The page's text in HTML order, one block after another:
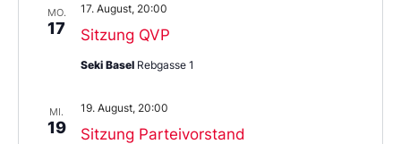
MO.
17 Sitzung QVP
17. August, 20:00
Seki Basel Rebgasse 1
MI.
19 Sitzung Parteivorstand
19. August, 20:00